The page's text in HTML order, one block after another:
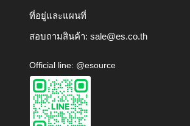
ที่อยู่และแผนที่
สอบถามสินค้า: sale@es.co.th
Official line: @esource